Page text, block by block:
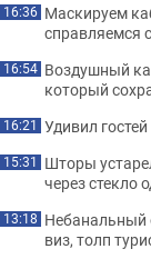
16:36 Маскируем
справляемся
16:54 Воздушный
который
16:21 Удивил
15:31 Шторы
через стекло
13:18 Небанальный
виз, толп